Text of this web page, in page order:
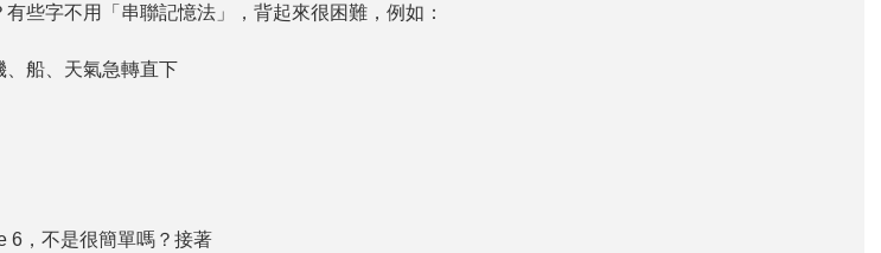
些字不用「串聯記憶法」，背起來很困難，例如：
、船、天氣急轉直下
6，不是很簡單嗎？接著